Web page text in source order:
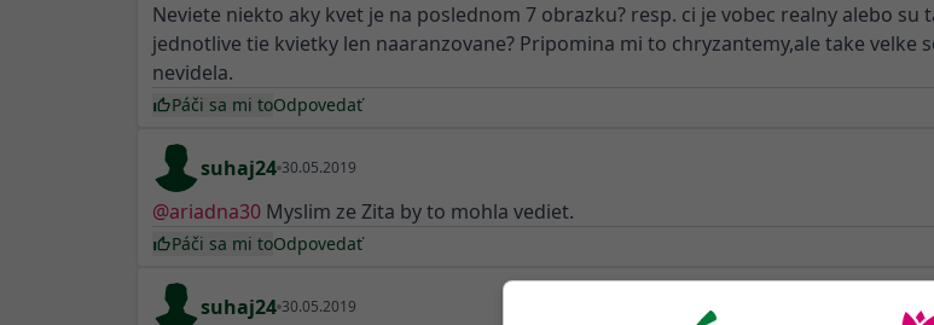
Neviete niekto aky kvet je na poslednom 7 obrazku? resp. ci je vobec realny alebo su
jednotlive tie kvietky len naaranzovane? Pripomina mi to chryzantemy,ale take velke
nevidela.
Páči sa mi toOdpovedať
suhaj24 30.05.2019
@ariadna30 Myslim ze Zita by to mohla vediet.
Páči sa mi toOdpovedať
suhaj24 30.05.2019